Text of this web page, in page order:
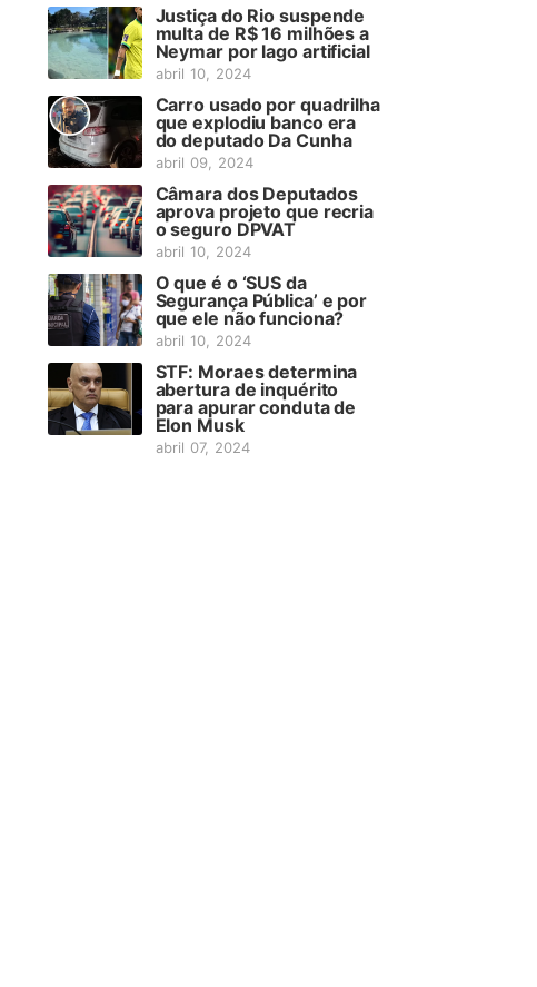
Justiça do Rio suspende
multa de R$ 16 milhões a
Neymar por lago artificial
abril 10, 2024
Carro usado por quadrilha
que explodiu banco era
do deputado Da Cunha
abril 09, 2024
Câmara dos Deputados
aprova projeto que recria
o seguro DPVAT
abril 10, 2024
O que é o ‘SUS da
Segurança Pública’ e por
que ele não funciona?
abril 10, 2024
STF: Moraes determina
abertura de inquérito
para apurar conduta de
Elon Musk
abril 07, 2024